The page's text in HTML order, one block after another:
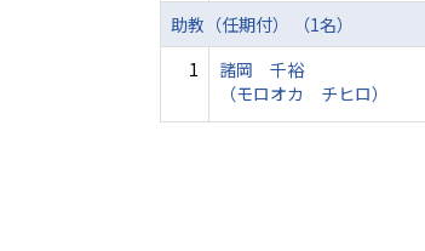
助教（任期付） （1名）
1
諸岡 千裕
（モロオカ チヒロ）